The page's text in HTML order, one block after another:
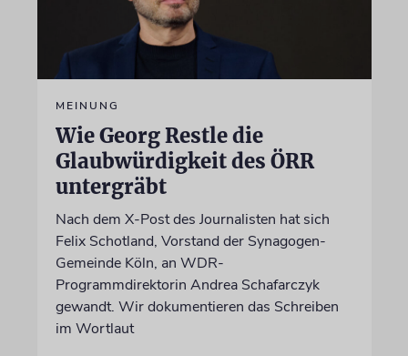
MEINUNG
Wie Georg Restle die
Glaubwürdigkeit des ÖRR
untergräbt
Nach dem X-Post des Journalisten hat sich
Felix Schotland, Vorstand der Synagogen-
Gemeinde Köln, an WDR-
Programmdirektorin Andrea Schafarczyk
gewandt. Wir dokumentieren das Schreiben
im Wortlaut